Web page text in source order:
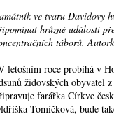
ve tvaru Davidovy
hrůzné události
táborů.
letošním roce probíhá v
židovských obyvatel
farářka Církve
Tomíčková, bude